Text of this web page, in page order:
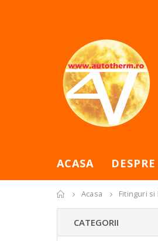
ACASA
Acasa Fitinguri si
CATEGORII